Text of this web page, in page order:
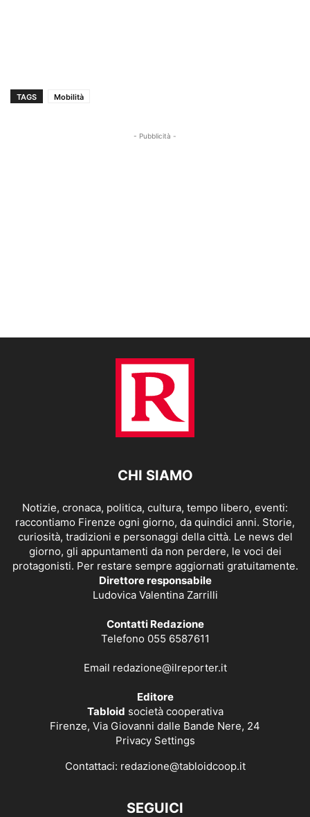
TAGS Mobilità
- Pubblicità -
CHI SIAMO
Notizie, cronaca, politica, cultura, tempo libero, eventi:
raccontiamo Firenze ogni giorno, da quindici anni. Storie,
curiosità, tradizioni e personaggi della città. Le news del
giorno, gli appuntamenti da non perdere, le voci dei
protagonisti. Per restare sempre aggiornati gratuitamente.
Direttore responsabile
Ludovica Valentina Zarrilli
Contatti Redazione
Telefono 055 6587611
Email redazione@ilreporter.it
Editore
Tabloid società cooperativa
Firenze, Via Giovanni dalle Bande Nere, 24
Privacy Settings
Contattaci: redazione@tabloidcoop.it
SEGUICI